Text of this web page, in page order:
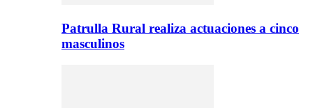
Patrulla Rural realiza actuaciones a cinco
masculinos